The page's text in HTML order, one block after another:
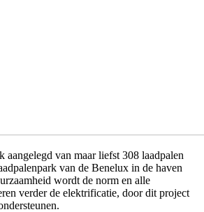
aangelegd van maar liefst 308 laadpalen
van de Benelux in de haven
wordt de norm en alle
verder de elektrificatie, door dit project